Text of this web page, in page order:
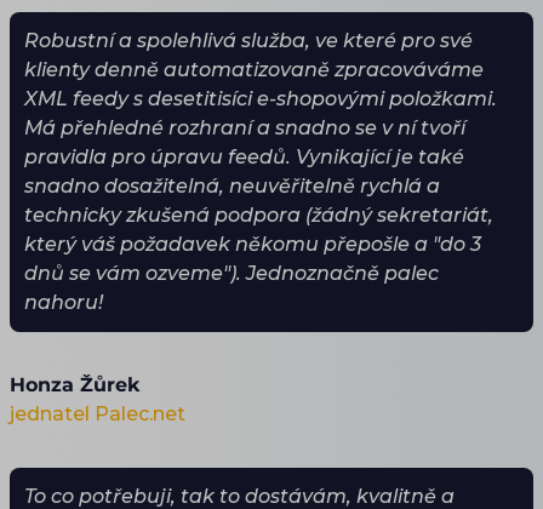
Robustní a spolehlivá služba, ve které pro své
klienty denně automatizovaně zpracováváme
XML feedy s desetitisíci e-shopovými položkami.
Má přehledné rozhraní a snadno se v ní tvoří
pravidla pro úpravu feedů. Vynikající je také
snadno dosažitelná, neuvěřitelně rychlá a
technicky zkušená podpora (žádný sekretariát,
který váš požadavek někomu přepošle a "do 3
dnů se vám ozveme"). Jednoznačně palec
nahoru!
Honza Žůrek
jednatel Palec.net
To co potřebuji, tak to dostávám, kvalitně a